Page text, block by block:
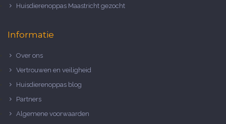
Huisdierenoppas Maastricht gezocht
Informatie
Over ons
Vertrouwen en veiligheid
Huisdierenoppas blog
Partners
Algemene voorwaarden